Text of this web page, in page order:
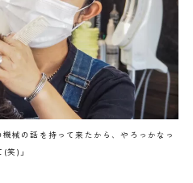
械の話を持って来たから、やろっかなっ
(笑)」